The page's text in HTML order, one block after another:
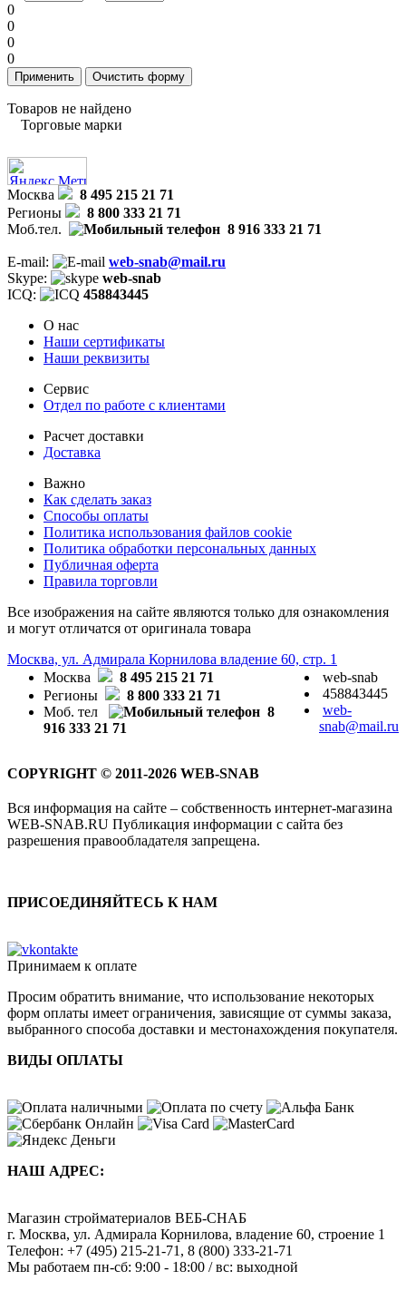
0
0
0
0
Товаров не найдено
Торговые марки
Москва
8 495 215 21 71
Регионы
8 800 333 21 71
Моб.тел.
8 916 333 21 71
E-mail:
web-snab@mail.ru
Skype:
web-snab
ICQ:
458843445
О нас
Наши сертификаты
Наши реквизиты
Сервис
Отдел по работе с клиентами
Расчет доставки
Доставка
Важно
Как сделать заказ
Способы оплаты
Политика использования файлов cookie
Политика обработки персональных данных
Публичная оферта
Правила торговли
Все изображения на сайте являются только для ознакомления
и могут отличатся от оригинала товара
Москва, ул. Адмирала Корнилова владение 60, стр. 1
Москва
8 495 215 21 71
Регионы
8 800 333 21 71
Моб. тел
8
916 333 21 71
web-snab
458843445
web-
snab@mail.ru
COPYRIGHT © 2011-2026 WEB-SNAB
Вся информация на сайте – собственность интернет-магазина
WEB-SNAB.RU Публикация информации с сайта без
разрешения правообладателя запрещена.
ПРИСОЕДИНЯЙТЕСЬ К НАМ
Принимаем к оплате
Просим обратить внимание, что использование некоторых
форм оплаты имеет ограничения, зависящие от суммы заказа,
выбранного способа доставки и местонахождения покупателя.
ВИДЫ ОПЛАТЫ
НАШ АДРЕС:
Магазин стройматериалов ВЕБ-СНАБ
г. Москва, ул. Адмирала Корнилова, владение 60, строение 1
Телефон: +7 (495) 215-21-71 , 8 (800) 333-21-71
Мы работаем пн-сб: 9:00 - 18:00 / вс: выходной